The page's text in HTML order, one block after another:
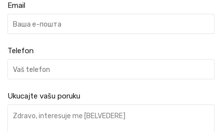
Email
Telefon
Ukucajte vašu poruku